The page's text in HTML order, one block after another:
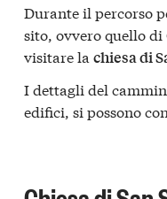
Durante il percorso
sito, ovvero quello di
visitare la chiesa di
I dettagli del
edifici, si possono